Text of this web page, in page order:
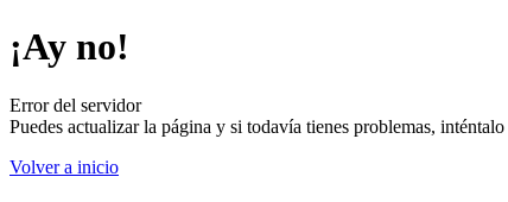
¡Ay no!
Error del servidor
Puedes actualizar la página y si todavía tienes problemas,
Volver a inicio